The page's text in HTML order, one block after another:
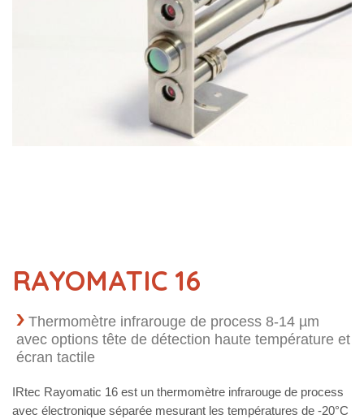
RAYOMATIC 16
Thermomètre infrarouge de process 8-14 µm
avec options tête de détection haute température et
écran tactile
IRtec Rayomatic 16 est un thermomètre infrarouge de process
avec électronique séparée mesurant les températures de -20°C